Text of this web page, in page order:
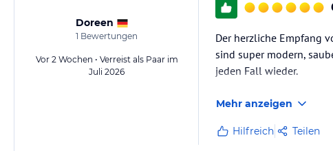
Doreen
1 Bewertungen
Vor 2 Wochen • Verreist als Paar im
Juli 2026
Der herzliche Empfang
sind super modern,
jeden Fall wieder.
Mehr anzeigen
Hilfreich Teilen